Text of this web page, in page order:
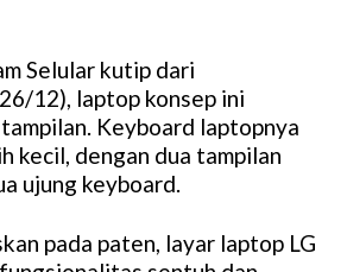
Selular kutip dari
12), laptop konsep ini
Keyboard laptopnya
kecil, dengan dua tampilan
ujung keyboard.
pada paten, layar laptop LG